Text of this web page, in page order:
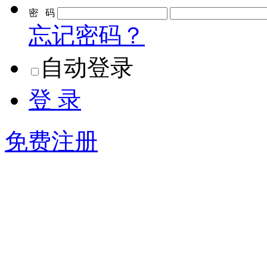
密 码
忘记密码？
自动登录
登 录
免费注册